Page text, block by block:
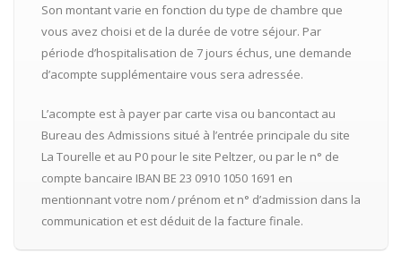
Son montant varie en fonction du type de chambre que
vous avez choisi et de la durée de votre séjour. Par
période d’hospitalisation de 7 jours échus, une demande
d’acompte supplémentaire vous sera adressée.
L’acompte est à payer par carte visa ou bancontact au
Bureau des Admissions situé à l’entrée principale du site
La Tourelle et au P0 pour le site Peltzer, ou par le n° de
compte bancaire IBAN BE 23 0910 1050 1691 en
mentionnant votre nom / prénom et n° d’admission dans la
communication et est déduit de la facture finale.